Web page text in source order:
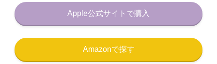
Apple公式サイトで購入
Amazonで探す